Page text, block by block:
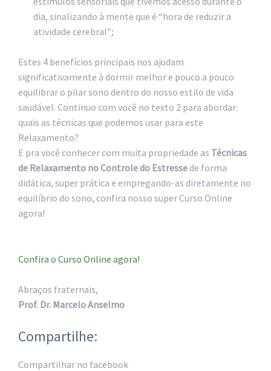
dia, sinalizando à mente que é “hora de reduzir a
atividade cerebral”;
Estes 4 benefícios principais nos ajudam
significativamente à dormir melhor e pouco a pouco
equilibrar o pilar sono dentro do nosso estilo de vida
saudável. Continuo com você no texto 2 para abordar:
quais as técnicas que podemos usar para este
Relaxamento?
E pra você conhecer com muita propriedade as Técnicas
de Relaxamento no Controle do Estresse de forma
didática, super prática e empregando-as diretamente no
equilíbrio do sono, confira nosso super Curso Online
agora!
Confira o Curso Online agora!
Abraços fraternais,
Prof. Dr. Marcelo Anselmo
Compartilhe:
Compartilhar no facebook